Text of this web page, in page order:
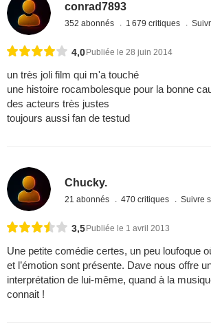
conrad7893
352 abonnés 1 679 critiques
4,0Publiée le 28 juin 2014
un très joli film qui m'a touché
une histoire rocambolesque pour la bonne
des acteurs très justes
toujours aussi fan de testud
Chucky.
21 abonnés 470 critiques Suivre
3,5 Publiée le 1 avril 2013
Une petite comédie certes, un peu loufoque
et l’émotion sont présente. Dave nous offre
interprétation de lui-même, quand à la
connait !